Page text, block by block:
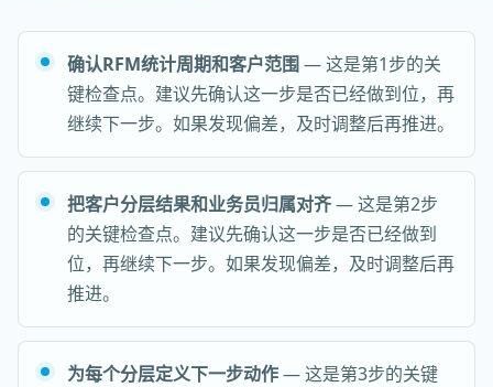
确认RFM统计周期和客户范围 — 这是第1步的关
键检查点。建议先确认这一步是否已经做到位，再
继续下一步。如果发现偏差，及时调整后再推进。
把客户分层结果和业务员归属对齐— 这是第2步
的关键检查点。建议先确认这一步是否已经做到
位，再继续下一步。如果发现偏差，及时调整后再
推进。
为每个分层定义下一步动作— 这是第3步的关键